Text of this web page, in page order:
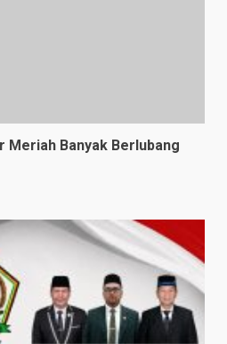
Meriah Banyak Berlubang